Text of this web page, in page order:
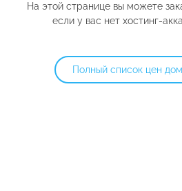
На этой странице вы можете
если у вас нет хостинг-
Полный список цен